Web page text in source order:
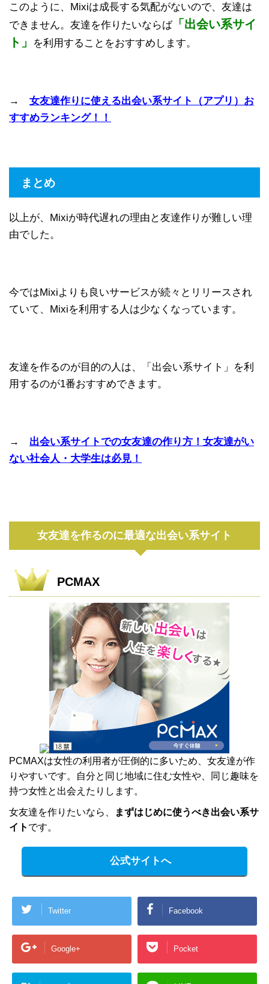
このように、Mixiは成長する気配がないので、友達は
できません。友達を作りたいならば「出会い系サイ
ト」
を利用することをおすすめします。
→ 女友達作りに使える出会い系サイト（アプリ）お
すすめランキング！！
まとめ
以上が、Mixiが時代遅れの理由と友達作りが難しい理
由でした。
今ではMixiよりも良いサービスが続々とリリースされ
ていて、Mixiを利用する人は少なくなっています。
友達を作るのが目的の人は、「出会い系サイト」を利
用するのが1番おすすめできます。
→ 出会い系サイトでの女友達の作り方！女友達がい
ない社会人・大学生は必見！
女友達を作るのに最適な出会い系サイト
PCMAX
PCMAXは女性の利用者が圧倒的に多いため、女友達が作
りやすいです。自分と同じ地域に住む女性や、同じ趣味を
持つ女性と出会えたりします。
女友達を作りたいなら、
まずはじめに使うべき出会い系サ
イト です。
公式サイトへ
Twitter Facebook
Google+ Pocket